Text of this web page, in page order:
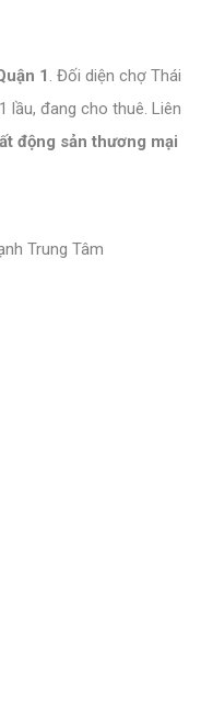
1 . Đối diện chợ Thái
lầu, đang cho thuê. Liên
động sản thương mại
Trung Tâm